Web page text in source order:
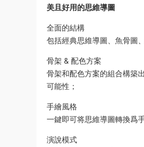
美且好用的思維導圖
全面的結構
包括經典思維導圖、魚骨圖
骨架 & 配色方案
骨架和配色方案的組合構築
可能性；
手繪風格
一鍵即可将思維導圖轉換爲
演說模式